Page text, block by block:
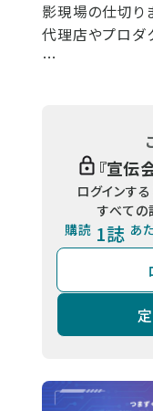
影現場の仕切り
代理店やプロダ
…
『宣伝
ログインす
すべての
購読 1誌 あ